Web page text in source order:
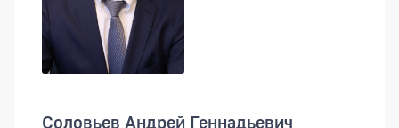
Соловьев Андрей Геннадьевич